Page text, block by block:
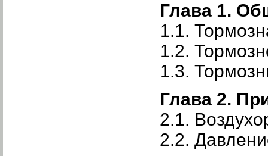
Глава 1.
1.1.
1.2.
1.3.
Глава 2.
2.1.
2.2.